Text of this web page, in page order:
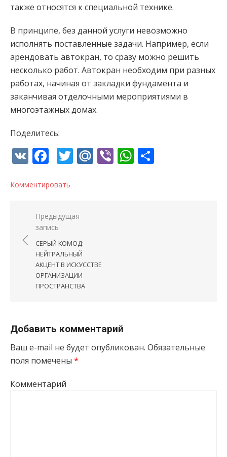
также относятся к специальной технике.
В принципе, без данной услуги невозможно
исполнять поставленные задачи. Например, если
арендовать автокран, то сразу можно решить
несколько работ. Автокран необходим при разных
работах, начиная от закладки фундамента и
заканчивая отделочными мероприятиями в
многоэтажных домах.
Поделитесь:
VK Facebook
Twitter
Mail.Ru
ViberWhatsApp
Комментировать
Навигация по записям
Предыдущая
запись
СЕРЫЙ КОМОД:
НЕЙТРАЛЬНЫЙ
АКЦЕНТ В ИСКУССТВЕ
ОРГАНИЗАЦИИ
ПРОСТРАНСТВА
Добавить комментарий
Ваш e-mail не будет опубликован. Обязательные
поля помечены *
Комментарий